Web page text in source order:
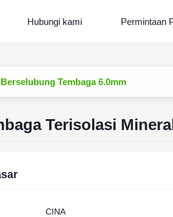
Hubungi kami Permintaan
Tembaga 6.0mm
Terisolasi
CINA